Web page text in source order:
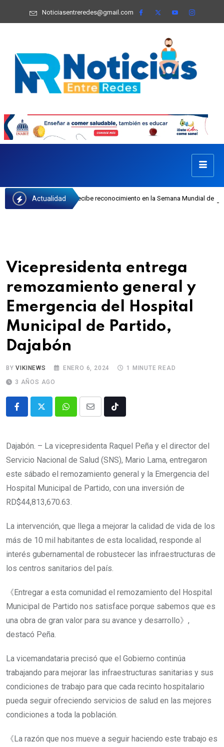
Noticiasentreredes@gmail.com
Actualidad
Castillo recibe reconocimiento en la Semana Mundial de la Lactancia
Vicepresidenta entrega
remozamiento general y
Emergencia del Hospital
Municipal de Partido,
Dajabón
BYVIKINEWS ENERO 6, 2024
1 MINUTE READ
3 AÑOS AGO
Dajabón. – La vicepresidenta Raquel Peña y el director del
Servicio Nacional de Salud (SNS), Mario Lama, entregaron
este sábado el remozamiento general y la Emergencia del
Hospital Municipal de Partido, con una inversión de
RD$44,813,670.63.
La intervención, que llega a mejorar la calidad de vida de los
más de 10 mil habitantes de esta localidad, responde al
interés gubernamental de robustecer las infraestructuras de
los centros sanitarios del país.
《Entregar a esta comunidad el remozamiento del Hospital
Municipal de Partido nos satisface porque sabemos que es
una obra de gran valor para su avance y desarrollo》,
destacó Peña.
La vicemandataria precisó que el Gobierno continúa
trabajando para mejorar las infraestructuras sanitarias y sus
condiciones de trabajo para que cada recinto hospitalario
pueda seguir ofreciendo servicios de salud en las mejores
condiciones a toda la población.
《La razón que nos mueve a seguir haciendo este trabajo es